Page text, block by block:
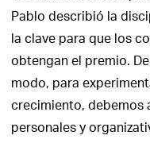
Pablo describió la
la clave para que los
obtengan el premio.
modo, para
crecimiento,
personales y